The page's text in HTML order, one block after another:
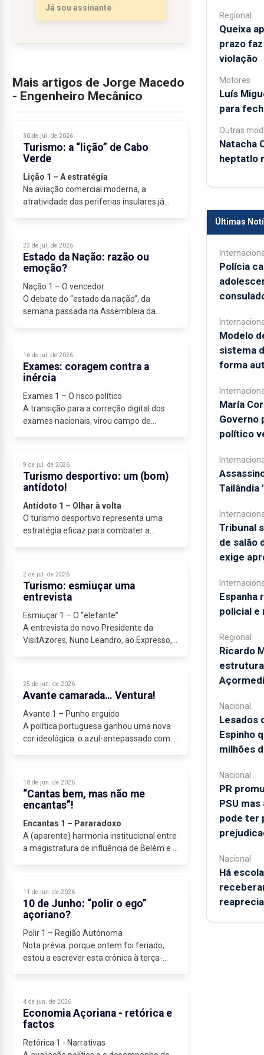
Já sou assinante
Mais artigos de Jorge Macedo
- Engenheiro Mecânico
30 de jul. de 2026
Turismo: a “lição” de Cabo
Verde
Lição 1 – A estratégia
Na aviação comercial moderna, a
atratividade das periferias insulares já
23 de jul. de 2026
Estado da Nação: razão ou
emoção?
Nação 1 – O vencedor
O debate do “estado da nação”, da
semana passada na Assembleia da
16 de jul. de 2026
Exames: coragem contra a
inércia
Exames 1 – O risco político
A transição para a correção digital dos
exames nacionais, virou campo de
9 de jul. de 2026
Turismo desportivo: um (bom)
antídoto!
Antídoto 1 – Olhar à volta
O turismo desportivo representa uma
estratégia eficaz para combater a
2 de jul. de 2026
Turismo: esmiuçar uma
entrevista
Esmiuçar 1 – O “elefante”
A entrevista do novo Presidente da
VisitAzores, Nuno Leandro, ao Expresso,
25 de jun. de 2026
Avante camarada… Ventura!
Avante 1 – Punho erguido
A política portuguesa ganhou uma nova
cor ideológica: o azul-antepassado com
18 de jun. de 2026
“Cantas bem, mas não me
encantas”!
Encantas 1 – Pararadoxo
A (aparente) harmonia institucional entre
a magistratura de influência de Belém e o
11 de jun. de 2026
10 de Junho: “polir o ego”
açoriano?
Polir 1 – Região Autónoma
Nota prévia: porque ontem foi feriado,
estou a escrever esta crónica à terça-
4 de jun. de 2026
Economia Açoriana - retórica e
factos
Retórica 1 - Narrativas
Regional
Queixa
prazo
violação
Motores
Luís
para
Outras
Natacha
heptatlo
Últimas
Polícia
Modelo
sistema
forma
María
Governo
político
Tailândia
Tribunal
de salão
exige
Espanha
policial e
Regional
Ricardo
Nacional
Lesados
Espinho
milhões
Nacional
PR
PSU
pode ter
Nacional
Há